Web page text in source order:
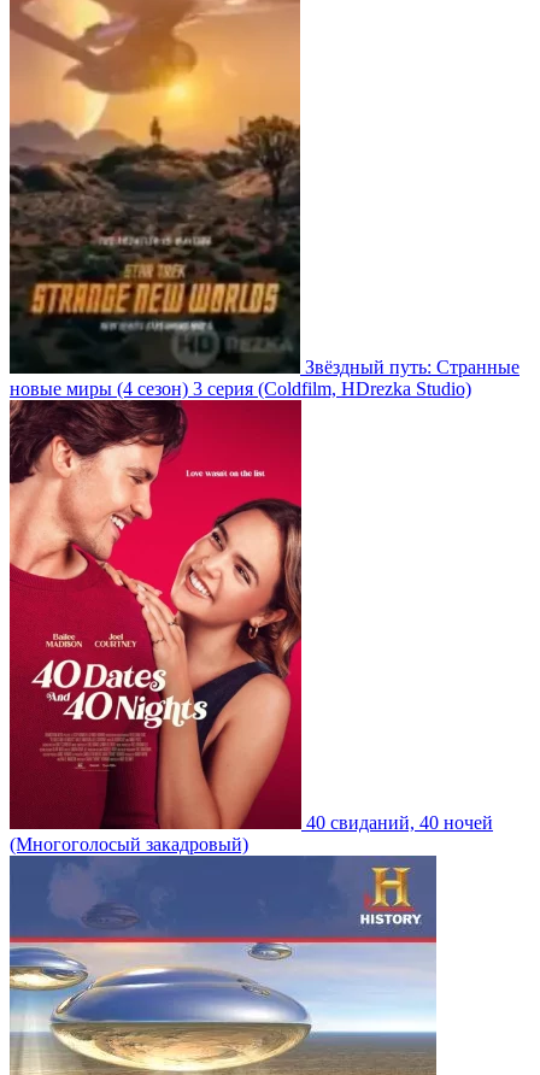
Звёздный путь: Странные
новые миры (4 сезон) 3 серия (Coldfilm, HDrezka Studio)
40 свиданий, 40 ночей
(Многоголосый закадровый)